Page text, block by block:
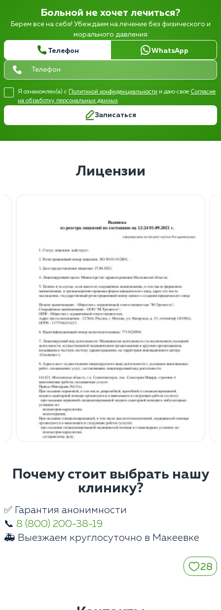
Больной не хочет лечиться?
Берем все на себя! Убеждаем на лечение без физического и
морального давления
Телефон WhatsApp
Я ознакомлен(а) с Политикой конфиденциальности и даю свое Согласие
на обработку персональных данных
Записаться
Лицензии
Почему стоит выбрать нашу
клинику?
✅ Гарантия анонимности
📞 8 (800) 200-38-19
🚑 Выезжаем круглосуточно в Макеевке
28